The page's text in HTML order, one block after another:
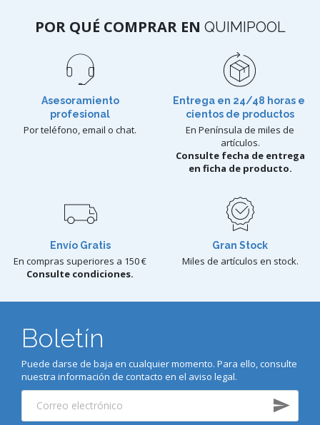
POR QUÉ COMPRAR EN QUIMIPOOL
Asesoramiento
profesional
Por teléfono, email o chat.
Entrega en 24/48 horas e
cientos de productos
En Península de miles de
artículos.
Consulte fecha de entrega
en ficha de producto.
Envío Gratis
En compras superiores a 150 €
Consulte condiciones.
Gran Stock
Miles de artículos en stock.
Boletín
Puede darse de baja en cualquier momento. Para ello, consulte
nuestra información de contacto en el aviso legal.